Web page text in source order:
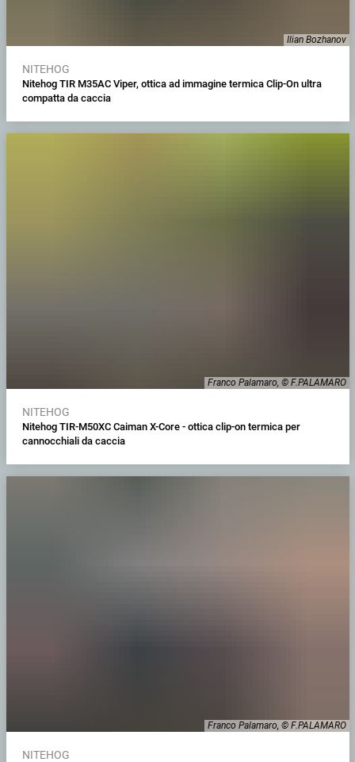
Ilian Bozhanov
NITEHOG
Nitehog TIR M35AC Viper, ottica ad immagine termica Clip-On ultra
compatta da caccia
Franco Palamaro, © F.PALAMARO
NITEHOG
Nitehog TIR-M50XC Caiman X-Core - ottica clip-on termica per
cannocchiali da caccia
Franco Palamaro, © F.PALAMARO
NITEHOG